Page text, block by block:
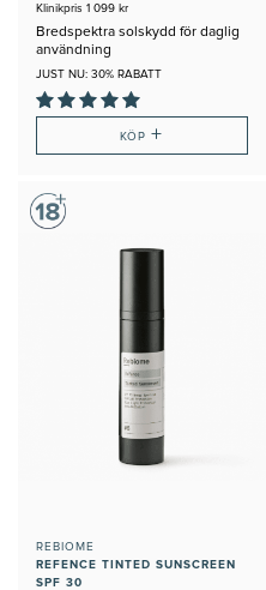
Klinikpris 1 099 kr
Bredspektra solskydd för daglig
användning
JUST NU: 30% RABATT
KÖP+
REBIOME
REFENCE TINTED SUNSCREEN
SPF 30